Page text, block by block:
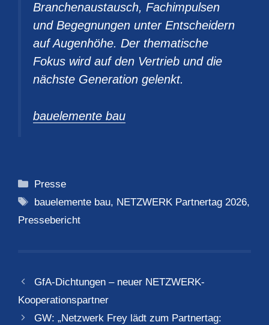
Branchenaustausch, Fachimpulsen
und Begegnungen unter Entscheidern
auf Augenhöhe. Der thematische
Fokus wird auf den Vertrieb und die
nächste Generation gelenkt.
bauelemente bau
Kategorien
Presse
Schlagwörter
bauelemente bau, NETZWERK Partnertag 2026,
Pressebericht
GfA-Dichtungen – neuer NETZWERK-
Kooperationspartner
GW: „Netzwerk Frey lädt zum Partnertag: